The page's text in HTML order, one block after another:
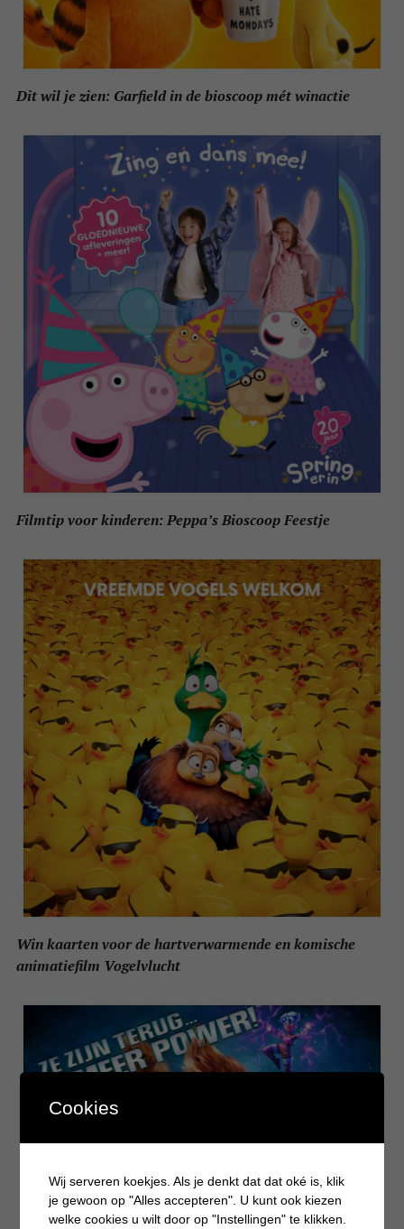
Dit wil je zien: Garfield in de bioscoop mét winactie
Filmtip voor kinderen: Peppa’s Bioscoop Feestje
Win kaarten voor de hartverwarmende en komische
animatiefilm Vogelvlucht
Cookies
Wij serveren koekjes. Als je denkt dat dat oké is, klik
je gewoon op "Alles accepteren". U kunt ook kiezen
welke cookies u wilt door op "Instellingen" te klikken.